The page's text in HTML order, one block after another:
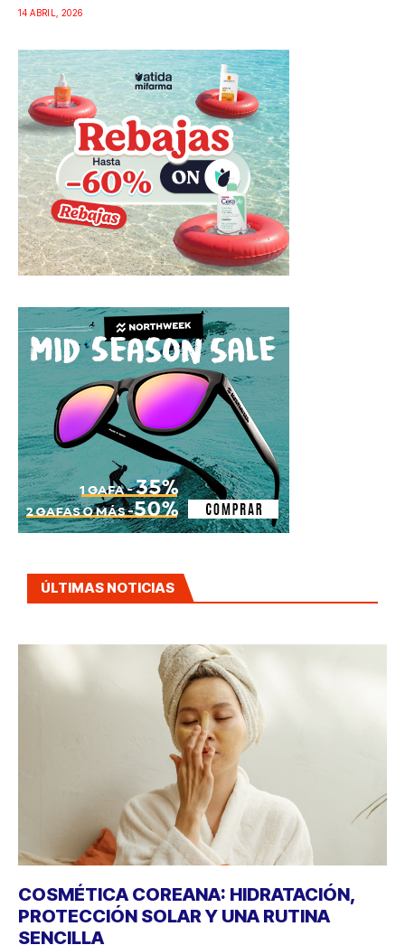
14 ABRIL, 2026
ÚLTIMAS NOTICIAS
COSMÉTICA COREANA: HIDRATACIÓN,
PROTECCIÓN SOLAR Y UNA RUTINA
SENCILLA